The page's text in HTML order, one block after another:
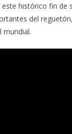
este histórico fin de
del
mundial.